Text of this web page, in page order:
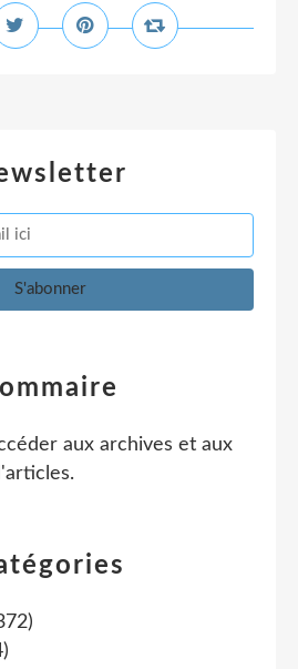
aux archives et aux
.